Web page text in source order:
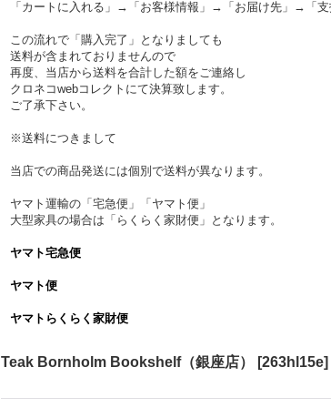
「カートに入れる」→「お客様情報」→「お届け先」→「
この流れで「購入完了」となりましても
送料が含まれておりませんので
再度、当店から送料を合計した額をご連絡し
クロネコwebコレクトにて決算致します。
ご了承下さい。
※送料につきまして
当店での商品発送には個別で送料が異なります。
ヤマト運輸の「宅急便」「ヤマト便」
大型家具の場合は「らくらく家財便」となります。
ヤマト宅急便
ヤマト便
ヤマトらくらく家財便
Teak Bornholm Bookshelf（銀座店） [263hl15e]